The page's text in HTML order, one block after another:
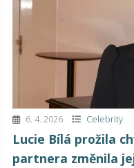
6. 4. 2026 Celebrity
Lucie Bílá prožila
partnera změnila